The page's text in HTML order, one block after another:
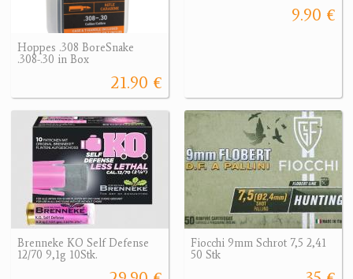
Hoppes .308 BoreSnake
.308-.30 in Box
21.90 €
9.90 €
Brenneke KO Self Defense
12/70 9,1g 10Stk.
Fiocchi 9mm Schrot 7,5 2,41
50 Stk